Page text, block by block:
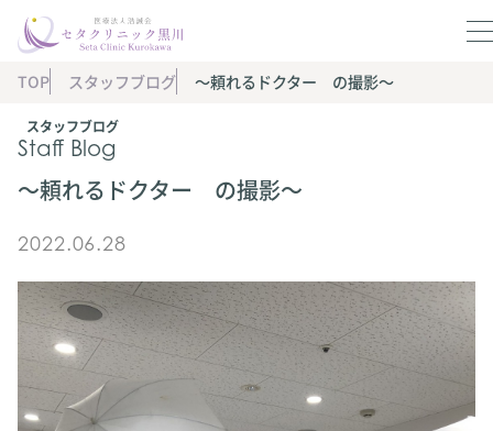
スタッフブログ
Staff Blog
TOP スタッフブログ 〜頼れるドクター の撮影〜
〜頼れるドクター の撮影〜
2022.06.28